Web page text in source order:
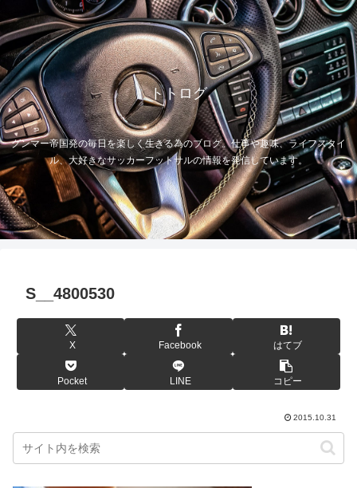
トトログ
グンマー帝国発の毎日を楽しく生きる為のブログ。仕事や趣味、ライフスタイ
ル、大好きなサッカーフットサルの情報を発信しています。
S__4800530
X Facebook はてブ
Pocket LINE コピー
2015.10.31